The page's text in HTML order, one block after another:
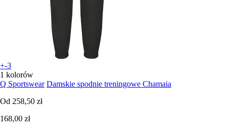
+-3
1 kolorów
Q Sportswear Damskie spodnie treningowe Chamaia
Od 258,50 zł
168,00 zł